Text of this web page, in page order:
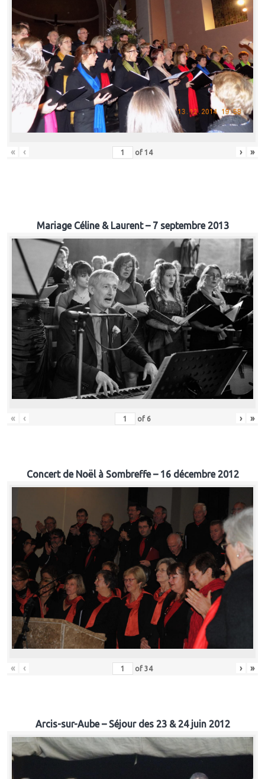
« ‹ of 14 › »
Mariage Céline & Laurent – 7 septembre 2013
« ‹ of 6 › »
Concert de Noël à Sombreffe – 16 décembre 2012
« ‹ of 34 › »
Arcis-sur-Aube – Séjour des 23 & 24 juin 2012